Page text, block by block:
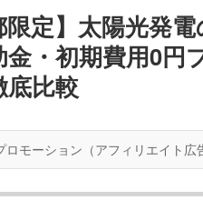
限定】太陽光発
金・初期費用0円
底比較
モーション（アフィリエイト広